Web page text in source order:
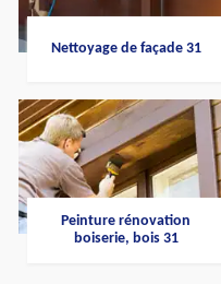
Nettoyage de façade 31
Peinture rénovation
boiserie, bois 31